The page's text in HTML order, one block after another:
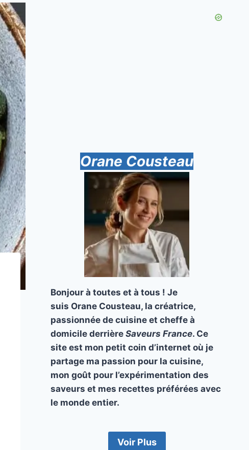
Orane Cousteau
Bonjour à toutes et à tous ! Je
suis Orane Cousteau, la créatrice,
passionnée de cuisine et cheffe à
domicile derrièreSaveurs France. Ce
site est mon petit coin d’internet où je
partage ma passion pour la cuisine,
mon goût pour l’expérimentation des
saveurs et mes recettes préférées avec
le monde entier.
Voir Plus